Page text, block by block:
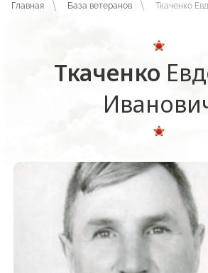
Главная База ветеранов Ткаченко
Ткаченко